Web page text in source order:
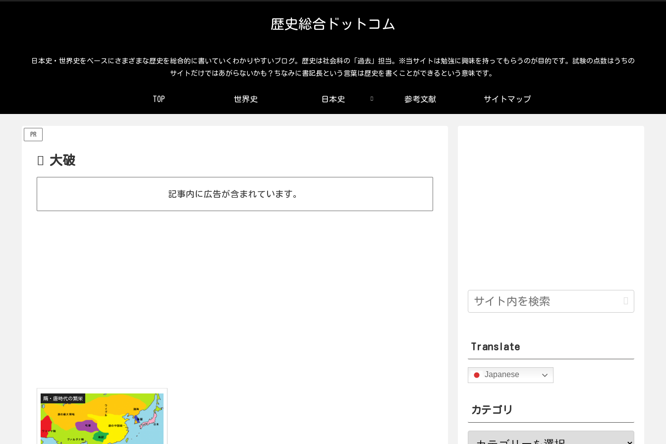
歴史総合ドットコム
日本史・世界史をベースにさまざまな歴史を総合的に書いていくわかりやすいブログ。歴史は社会科の「過去」担当。※当サイトは勉強に興味を持ってもらうのが目的です。試験の点数はうちの
サイトだけではあがらないかも？ちなみに書記長という言葉は歴史を書くことができるという意味です。
TOP 世界史 日本史 参考文献 サイトマップ
PR
大破
記事内に広告が含まれています。
隋・唐時代の繁栄
Translate
Japanese
カテゴリ